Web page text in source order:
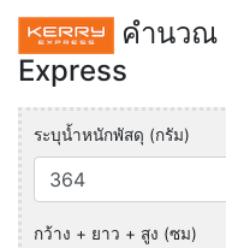
คำนวณ
Express
ระบุน้ำหนักพัสดุ (กรัม)
กว้าง + ยาว + สูง (ซม)